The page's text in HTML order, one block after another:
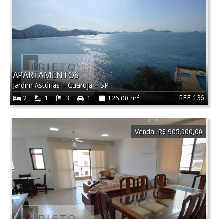
REF 136
APARTAMENTOS
Jardim Astúrias–Guarujá–SP
2
1 3 1 126.00 m²
Venda: R$ 905.000,00